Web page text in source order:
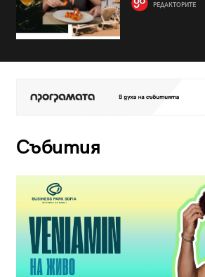
РЕДАКТОРИТЕ
Събития